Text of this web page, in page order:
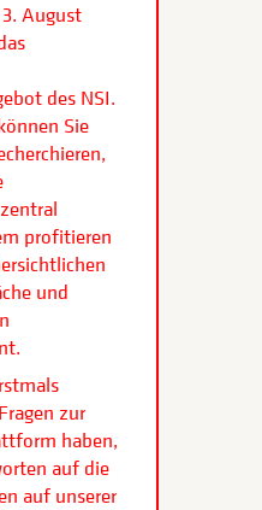
August
des NSI.
Sie
profitieren
und
zur
haben,
auf die
auf unserer